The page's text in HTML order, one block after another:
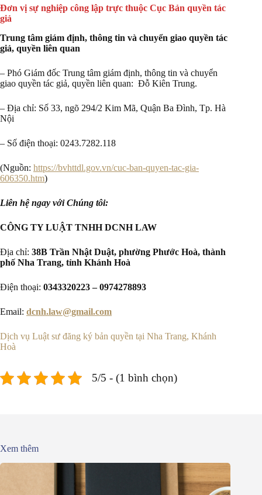
Đơn vị sự nghiệp công lập trực thuộc Cục Bản quyền tác
giả
Trung tâm giám định, thông tin và chuyển giao quyền tác
giả, quyền liên quan
– Phó Giám đốc Trung tâm giám định, thông tin và chuyển
giao quyền tác giả, quyền liên quan: Đỗ Kiên Trung.
– Địa chỉ: Số 33, ngõ 294/2 Kim Mã, Quận Ba Đình, Tp. Hà
Nội
– Số điện thoại: 0243.7282.118
(Nguồn: https://bvhttdl.gov.vn/cuc-ban-quyen-tac-gia-
606350.htm)
Liên hệ ngay với Chúng tôi:
CÔNG TY LUẬT TNHH DCNH LAW
Địa chỉ: 38B Trần Nhật Duật, phường Phước Hoà, thành
phố Nha Trang, tỉnh Khánh Hoà
Điện thoại: 0343320223 – 0974278893
Email: dcnh.law@gmail.com
Dịch vụ Luật sư đăng ký bản quyền tại Nha Trang, Khánh
Hoà
5/5 - (1 bình chọn)
Xem thêm